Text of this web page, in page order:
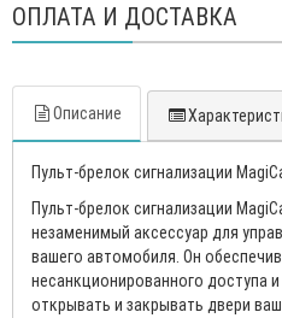
ОПЛАТА И ДОСТАВКА
Описание
Пульт-брелок сигнализации
Пульт-брелок сигнализации
незаменимый аксессуар для
вашего автомобиля. Он
несанкционированного доступа
открывать и закрывать двери